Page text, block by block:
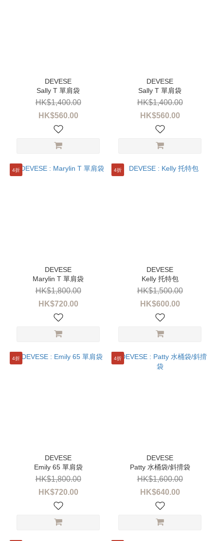
Sally T 單肩袋
HK$560.00
HK$1,400.00
Sally T 單肩袋
HK$560.00
HK$1,400.00
4折
Marylin T 單肩袋
HK$720.00
HK$1,800.00
4折
Kelly 托特包
HK$600.00
HK$1,500.00
4折
Emily 65 單肩袋
HK$720.00
HK$1,800.00
4折
Patty 水桶袋/斜揹袋
HK$640.00
HK$1,600.00